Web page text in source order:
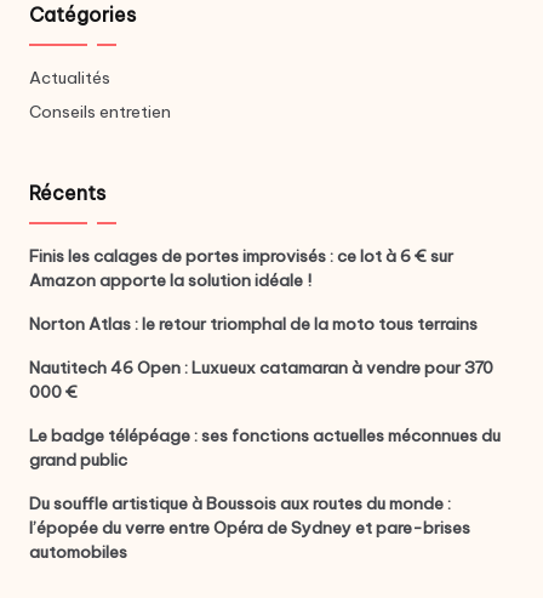
Catégories
Actualités
Conseils entretien
Récents
Finis les calages de portes improvisés : ce lot à 6 € sur
Amazon apporte la solution idéale !
Norton Atlas : le retour triomphal de la moto tous terrains
Nautitech 46 Open : Luxueux catamaran à vendre pour 370
000 €
Le badge télépéage : ses fonctions actuelles méconnues du
grand public
Du souffle artistique à Boussois aux routes du monde :
l’épopée du verre entre Opéra de Sydney et pare-brises
automobiles